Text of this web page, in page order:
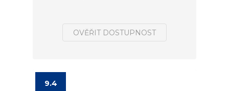
OVĚŘIT DOSTUPNOST
9.4